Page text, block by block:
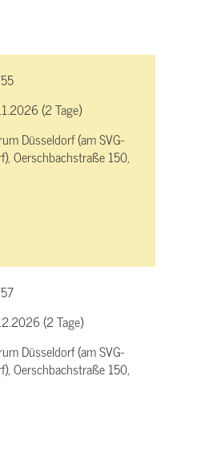
(2 Tage)
Düsseldorf (am SVG-
Oerschbachstraße 150,
(2 Tage)
Düsseldorf (am SVG-
Oerschbachstraße 150,